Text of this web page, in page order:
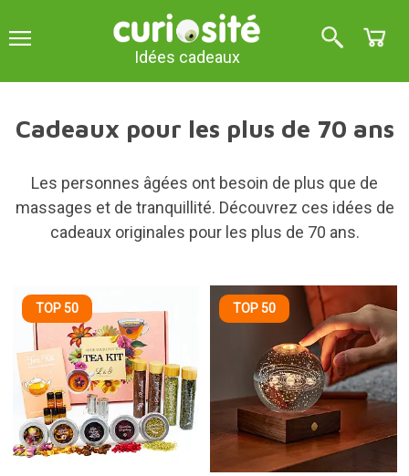
Idées cadeaux
Cadeaux pour les plus de 70 ans
Les personnes âgées ont besoin de plus que de
massages et de tranquillité. Découvrez ces idées de
cadeaux originales pour les plus de 70 ans.
TOP 50 TOP 50